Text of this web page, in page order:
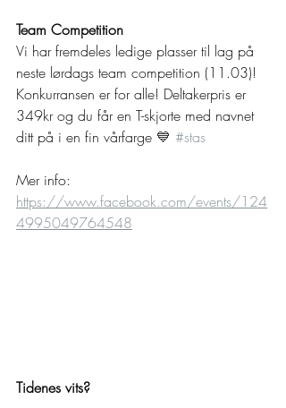
Team Competition
Vi har fremdeles ledige plasser til lag på
neste lørdags team competition (11.03)!
Konkurransen er for alle! Deltakerpris er
349kr og du får en T-skjorte med navnet
ditt på i en fin vårfarge 💙 #stas
Mer info:
https://www.facebook.com/events/124
4995049764548
Tidenes vits?